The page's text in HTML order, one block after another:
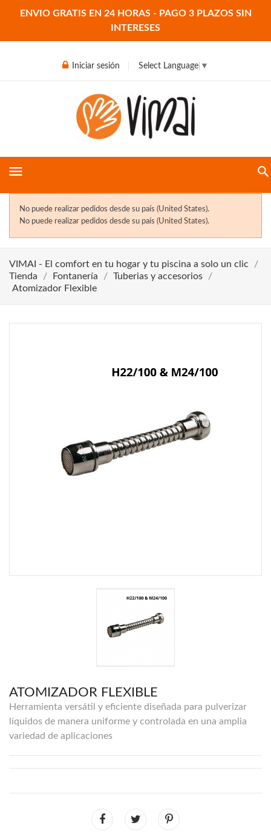
ENVIO GRATIS EN 24 HORAS - PAGO 3 PLAZOS SIN
INTERESES
Iniciar sesión Select Language ▼
menu
No puede realizar pedidos desde su país (United States).
No puede realizar pedidos desde su país (United States).
VIMAI - El comfort en tu hogar y tu piscina a solo un clic
Tienda
Fontanería
Tuberias y accesorios
Atomizador Flexible
ATOMIZADOR FLEXIBLE
Herramienta versátil y eficiente diseñada para pulverizar
líquidos de manera uniforme y controlada en una amplia
variedad de aplicaciones